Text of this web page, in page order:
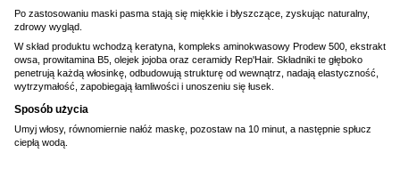
Po zastosowaniu maski pasma stają się miękkie i błyszczące, zyskując naturalny,
zdrowy wygląd.
W skład produktu wchodzą keratyna, kompleks aminokwasowy Prodew 500, ekstrakt
owsa, prowitamina B5, olejek jojoba oraz ceramidy Rep'Hair. Składniki te głęboko
penetrują każdą włosinkę, odbudowują strukturę od wewnątrz, nadają elastyczność,
wytrzymałość, zapobiegają łamliwości i unoszeniu się łusek.
Sposób użycia
Umyj włosy, równomiernie nałóż maskę, pozostaw na 10 minut, a następnie spłucz
ciepłą wodą.